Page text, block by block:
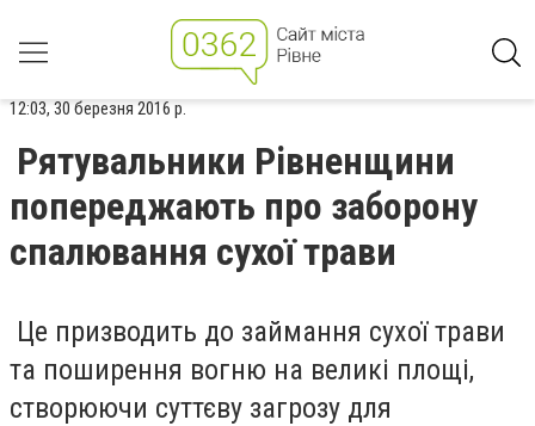
12:03, 30 березня 2016 р.
Рятувальники Рівненщини
попереджають про заборону
спалювання сухої трави
Це призводить до займання сухої трави
та поширення вогню на великі площі,
створюючи суттєву загрозу для